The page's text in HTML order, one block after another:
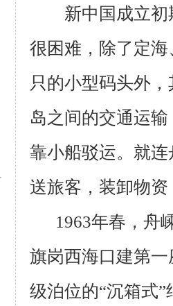
新中国成立初
很困难，除了定
只的小型码头外
岛之间的交通运
靠小船驳运。就
送旅客，装卸物
1963年春，舟
旗岗西海口建第
级泊位的“沉箱式